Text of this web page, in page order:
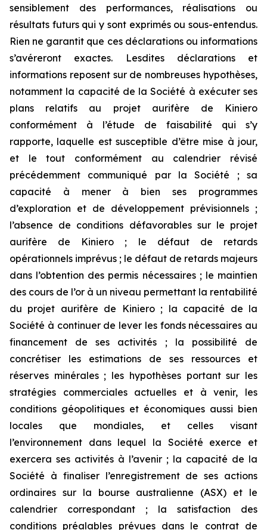
sensiblement des performances, réalisations ou
résultats futurs qui y sont exprimés ou sous-entendus.
Rien ne garantit que ces déclarations ou informations
s’avéreront exactes. Lesdites déclarations et
informations reposent sur de nombreuses hypothèses,
notamment la capacité de la Société à exécuter ses
plans relatifs au projet aurifère de Kiniero
conformément à l’étude de faisabilité qui s’y
rapporte, laquelle est susceptible d’être mise à jour,
et le tout conformément au calendrier révisé
précédemment communiqué par la Société ; sa
capacité à mener à bien ses programmes
d’exploration et de développement prévisionnels ;
l’absence de conditions défavorables sur le projet
aurifère de Kiniero ; le défaut de retards
opérationnels imprévus ; le défaut de retards majeurs
dans l’obtention des permis nécessaires ; le maintien
des cours de l’or à un niveau permettant la rentabilité
du projet aurifère de Kiniero ; la capacité de la
Société à continuer de lever les fonds nécessaires au
financement de ses activités ; la possibilité de
concrétiser les estimations de ses ressources et
réserves minérales ; les hypothèses portant sur les
stratégies commerciales actuelles et à venir, les
conditions géopolitiques et économiques aussi bien
locales que mondiales, et celles visant
l’environnement dans lequel la Société exerce et
exercera ses activités à l’avenir ; la capacité de la
Société à finaliser l’enregistrement de ses actions
ordinaires sur la bourse australienne (ASX) et le
calendrier correspondant ; la satisfaction des
conditions préalables prévues dans le contrat de